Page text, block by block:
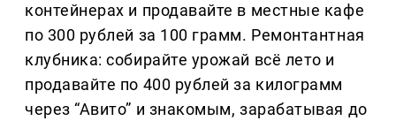
контейнерах и продавайте в местные кафе
по 300 рублей за 100 грамм. Ремонтантная
клубника: собирайте урожай всё лето и
продавайте по 400 рублей за килограмм
через “Авито” и знакомым, зарабатывая до